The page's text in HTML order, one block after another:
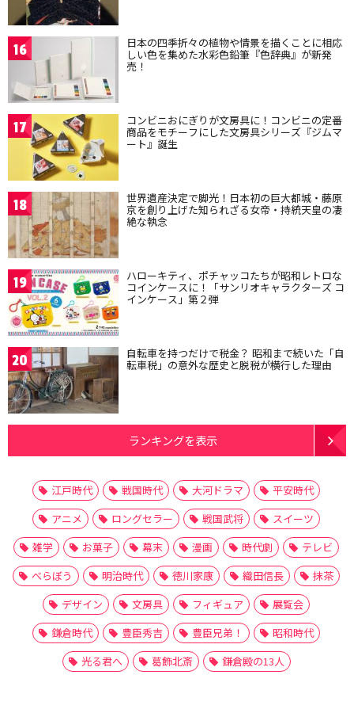
16 日本の四季折々の植物や情景を描くことに相応
しい色を集めた水彩色鉛筆『色辞典』が新発
売！
17 コンビニおにぎりが文房具に！コンビニの定番
商品をモチーフにした文房具シリーズ『ジムマ
ート』誕生
18 世界遺産決定で脚光！日本初の巨大都城・藤原
京を創り上げた知られざる女帝・持統天皇の凄
絶な執念
19 ハローキティ、ポチャッコたちが昭和レトロな
コインケースに！「サンリオキャラクターズ コ
インケース」第２弾
20 自転車を持つだけで税金？ 昭和まで続いた「自
転車税」の意外な歴史と脱税が横行した理由
ランキングを表示
江戸時代 戦国時代 大河ドラマ
平安時代
アニメ
ロングセラー 戦国武将
スイーツ
雑学
お菓子 幕末 漫画 時代劇
テレビ
べらぼう
明治時代 徳川家康 織田信長
抹茶
デザイン
文房具 フィギュア
展覧会
鎌倉時代
豊臣秀吉 豊臣兄弟！
昭和時代
光る君へ
葛飾北斎 鎌倉殿の13人